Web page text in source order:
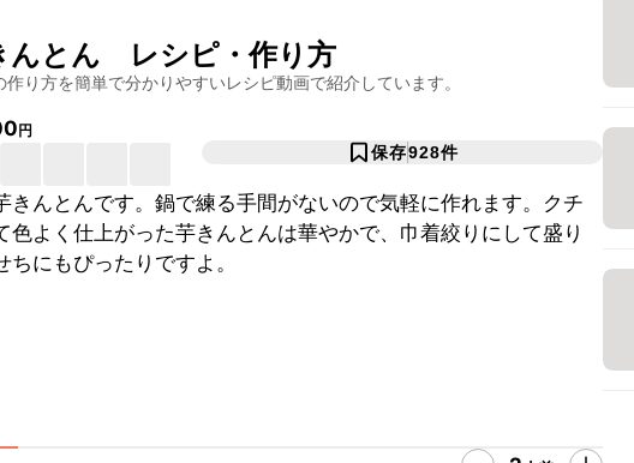
んとん レシピ・作り方
作り方を簡単で分かりやすいレシピ動画で紹介しています。
円
保存928件
きんとんです。鍋で練る手間がないので気軽に作れます。クチ
色よく仕上がった芋きんとんは華やかで、巾着絞りにして盛り
にもぴったりですよ。